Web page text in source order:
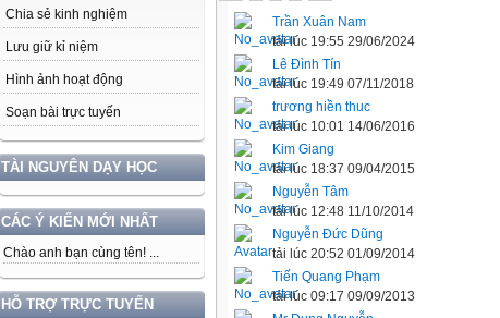
Chia sẻ kinh nghiệm
Lưu giữ kỉ niệm
Hình ảnh hoạt động
Soạn bài trực tuyến
TÀI NGUYÊN DẠY HỌC
CÁC Ý KIẾN MỚI NHẤT
Chào anh bạn cùng tên! ...
HỖ TRỢ TRỰC TUYẾN
Trần Xuân Nam
tải lúc 19:55 29/06/2024
Lê Đình Tín
tải lúc 19:49 07/11/2018
trương hiền thuc
tải lúc 10:01 14/06/2016
Kim Giang
tải lúc 18:37 09/04/2015
Nguyễn Tâm
tải lúc 12:48 11/10/2014
Nguyễn Đức Dũng
tải lúc 20:52 01/09/2014
Tiến Quang Phạm
tải lúc 09:17 09/09/2013